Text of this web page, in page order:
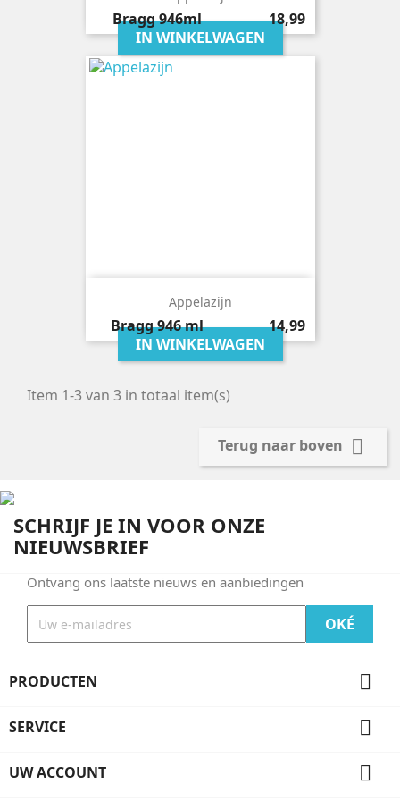
Bragg946ml Prijs
18,99
IN WINKELWAGEN
Appelazijn
Bragg946 ml Prijs
14,99
IN WINKELWAGEN
Item 1-3 van 3 in totaal item(s)
Terug naar boven 
SCHRIJF JE IN VOOR ONZE
NIEUWSBRIEF
Ontvang ons laatste nieuws en aanbiedingen
PRODUCTEN 
SERVICE 
UW ACCOUNT 